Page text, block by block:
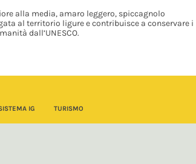
alla media, amaro leggero, spiccagnolo
al territorio ligure e contribuisce a conservare i
dall’UNESCO.
IG TURISMO